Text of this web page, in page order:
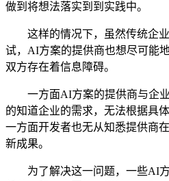
做到将想法落实到到实践中。
这样的情况下，虽然传统企业
试，AI方案的提供商也想尽可能
双方存在着信息障碍。
一方面AI方案的提供商与企业
的知道企业的需求，无法根据具
一方面开发者也无从知悉提供商
新成果。
为了解决这一问题，一些AI方